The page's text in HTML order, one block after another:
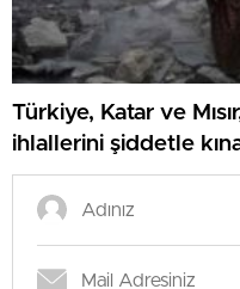
Türkiye, Katar ve
ihlallerini şiddetle